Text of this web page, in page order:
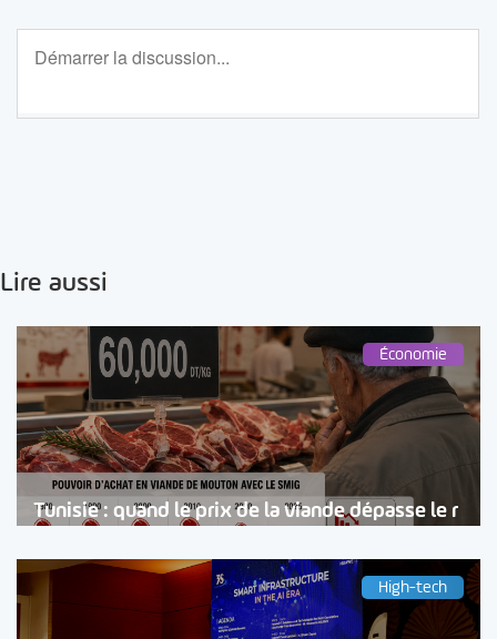
Lire aussi
Économie
Tunisie : quand le prix de la viande dépasse le r
High-tech